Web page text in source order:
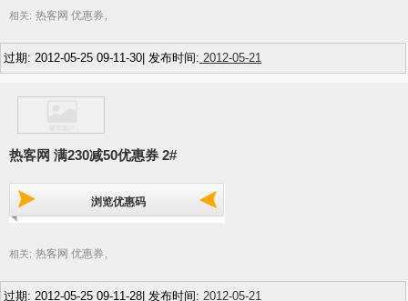
相关: 热客网 优惠券
过期: 2012-05-25 09-11-30| 发布时间: 2012-05-21
热客网 满230减50优惠券 2#
浏览优惠码
相关: 热客网 优惠券
过期: 2012-05-25 09-11-28| 发布时间: 2012-05-21